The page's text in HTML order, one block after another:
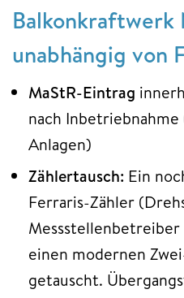
unabhängig von
MaStR-Eintrag
nach
Anlagen)
Zählertausch: Ein
Ferraris-Zähler
einen modernen
getauscht.